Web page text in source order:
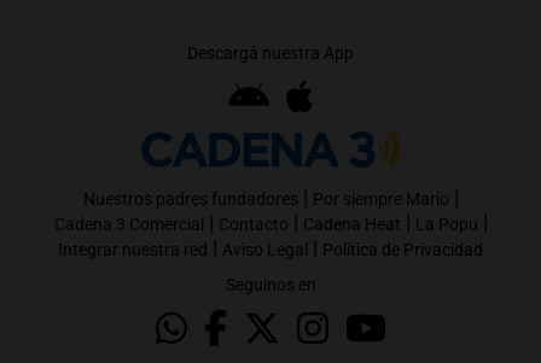
Descargá nuestra App
Nuestros padres fundadores | Por siempre Mario |
Cadena 3 Comercial | Contacto | Cadena Heat | La Popu |
Integrar nuestra red | Aviso Legal | Política de Privacidad
Seguinos en